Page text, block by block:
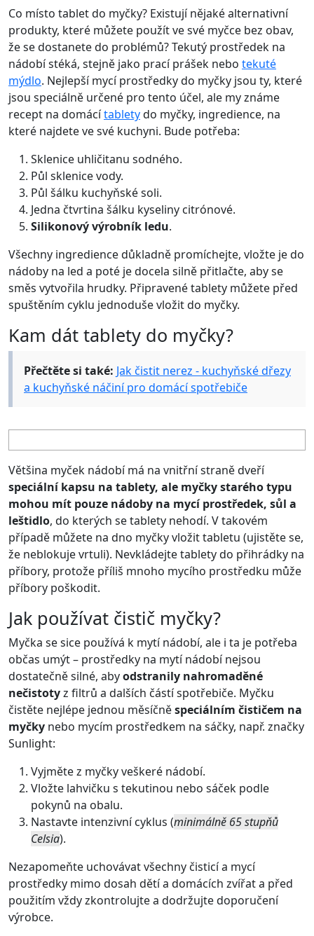
Co místo tablet do myčky? Existují nějaké alternativní
produkty, které můžete použít ve své myčce bez obav,
že se dostanete do problémů? Tekutý prostředek na
nádobí stéká, stejně jako prací prášek nebo tekuté
mýdlo. Nejlepší mycí prostředky do myčky jsou ty, které
jsou speciálně určené pro tento účel, ale my známe
recept na domácítabletydo myčky, ingredience, na
které najdete ve své kuchyni. Bude potřeba:
Sklenice uhličitanu sodného.
Půl sklenice vody.
Půl šálku kuchyňské soli.
Jedna čtvrtina šálku kyseliny citrónové.
Silikonový výrobník ledu.
Všechny ingredience důkladně promíchejte, vložte je do
nádoby na led a poté je docela silně přitlačte, aby se
směs vytvořila hrudky. Připravené tablety můžete před
spuštěním cyklu jednoduše vložit do myčky.
Kam dát tablety do myčky?
Přečtěte si také: Jak čistit nerez - kuchyňské dřezy
a kuchyňské náčiní pro domácí spotřebiče
Většina myček nádobí má na vnitřní straně dveří
speciální kapsu na tablety, ale myčky starého typu
mohou mít pouze nádoby na mycí prostředek, sůl a
leštidlo, do kterých se tablety nehodí. V takovém
případě můžete na dno myčky vložit tabletu (ujistěte se,
že neblokuje vrtuli). Nevkládejte tablety do přihrádky na
příbory, protože příliš mnoho mycího prostředku může
příbory poškodit.
Jak používat čistič myčky?
Myčka se sice používá k mytí nádobí, ale i ta je potřeba
občas umýt – prostředky na mytí nádobí nejsou
dostatečně silné, abyodstranily nahromaděné
nečistotyz filtrů a dalších částí spotřebiče. Myčku
čistěte nejlépe jednou měsíčněspeciálním čističem na
myčky nebo mycím prostředkem na sáčky, např. značky
Sunlight:
Vyjměte z myčky veškeré nádobí.
Vložte lahvičku s tekutinou nebo sáček podle
pokynů na obalu.
Nastavte intenzivní cyklus (minimálně 65 stupňů
Celsia).
Nezapomeňte uchovávat všechny čisticí a mycí
prostředky mimo dosah dětí a domácích zvířat a před
použitím vždy zkontrolujte a dodržujte doporučení
výrobce.